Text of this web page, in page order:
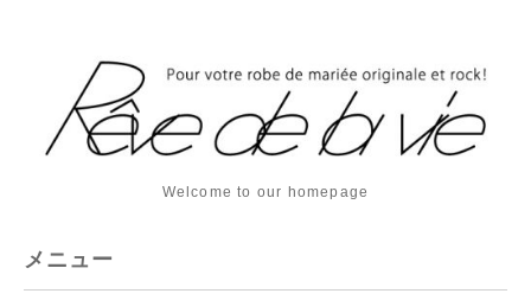
Welcome to our homepage
メニュー